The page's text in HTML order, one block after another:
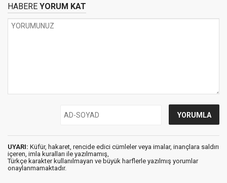
HABERE YORUM KAT
UYARI: Küfür, hakaret, rencide edici cümleler veya imalar, inançlara saldırı
içeren, imla kuralları ile yazılmamış,
Türkçe karakter kullanılmayan ve büyük harflerle yazılmış yorumlar
onaylanmamaktadır.